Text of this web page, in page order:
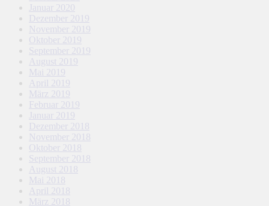
Januar 2020
Dezember 2019
November 2019
Oktober 2019
September 2019
August 2019
Mai 2019
April 2019
März 2019
Februar 2019
Januar 2019
Dezember 2018
November 2018
Oktober 2018
September 2018
August 2018
Mai 2018
April 2018
März 2018